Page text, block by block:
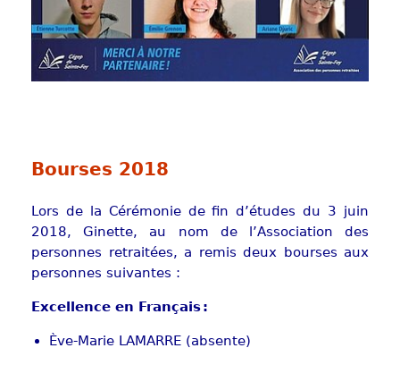
Bourses 2018
Lors de la Cérémonie de fin d’études du 3 juin
2018, Ginette, au nom de l’Association des
personnes retraitées, a remis deux bourses aux
personnes suivantes :
Excellence en Français :
Ève-Marie LAMARRE (absente)